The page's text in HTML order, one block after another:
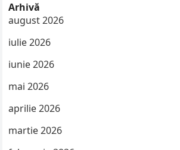
Arhivă
august 2026
iulie 2026
iunie 2026
mai 2026
aprilie 2026
martie 2026